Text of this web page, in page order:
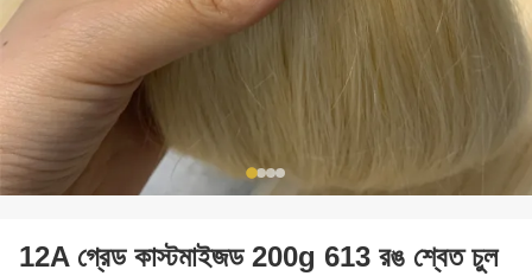
12A গ্রেড কাস্টমাইজড 200g 613 রঙ শ্বেত চুল